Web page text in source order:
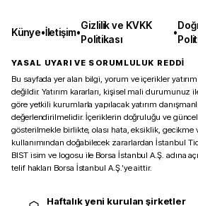
Künye•İletişim•
Gizlilik ve KVKK
Politikası
•
YASAL UYARI VE SORUMLULUK REDDİ
Bu sayfada yer alan bilgi, yorum ve içerikler yatırım
değildir. Yatırım kararları, kişisel mali durumunuz
göre yetkili kurumlarla yapılacak yatırım
değerlendirilmelidir. İçeriklerin doğruluğu ve
gösterilmekle birlikte, olası hata, eksiklik, gecikme
kullanımından doğabilecek zararlardan İstanbul
BIST isim ve logosu ile Borsa İstanbul A.Ş. adına
telif hakları Borsa İstanbul A.Ş.’ye aittir.
Haftalık yeni kurulan şirketler